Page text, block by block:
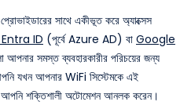
সাথে একীভূত করে অ্যাক্সেস
ID (পূর্বে Azure AD) বা Google
আপনার সমস্ত ব্যবহারকারীর পরিচয়ের জন্য
যখন আপনার WiFi সিস্টেমকে এই
আপনি শক্তিশালী অটোমেশন আনলক করেন।